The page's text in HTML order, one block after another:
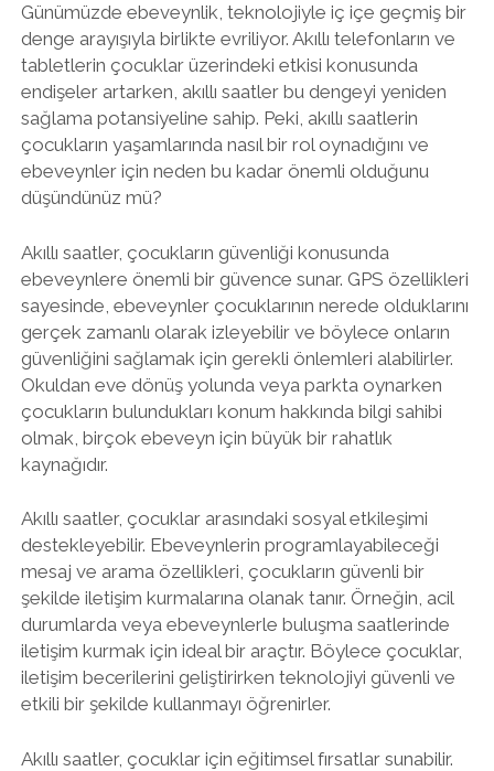
Günümüzde ebeveynlik, teknolojiyle iç içe geçmiş bir
denge arayışıyla birlikte evriliyor. Akıllı telefonların ve
tabletlerin çocuklar üzerindeki etkisi konusunda
endişeler artarken, akıllı saatler bu dengeyi yeniden
sağlama potansiyeline sahip. Peki, akıllı saatlerin
çocukların yaşamlarında nasıl bir rol oynadığını ve
ebeveynler için neden bu kadar önemli olduğunu
düşündünüz mü?
Akıllı saatler, çocukların güvenliği konusunda
ebeveynlere önemli bir güvence sunar. GPS özellikleri
sayesinde, ebeveynler çocuklarının nerede olduklarını
gerçek zamanlı olarak izleyebilir ve böylece onların
güvenliğini sağlamak için gerekli önlemleri alabilirler.
Okuldan eve dönüş yolunda veya parkta oynarken
çocukların bulundukları konum hakkında bilgi sahibi
olmak, birçok ebeveyn için büyük bir rahatlık
kaynağıdır.
Akıllı saatler, çocuklar arasındaki sosyal etkileşimi
destekleyebilir. Ebeveynlerin programlayabileceği
mesaj ve arama özellikleri, çocukların güvenli bir
şekilde iletişim kurmalarına olanak tanır. Örneğin, acil
durumlarda veya ebeveynlerle buluşma saatlerinde
iletişim kurmak için ideal bir araçtır. Böylece çocuklar,
iletişim becerilerini geliştirirken teknolojiyi güvenli ve
etkili bir şekilde kullanmayı öğrenirler.
Akıllı saatler, çocuklar için eğitimsel fırsatlar sunabilir.